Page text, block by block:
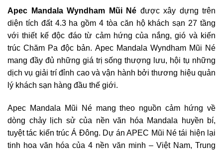
Apec Mandala Wyndham Mũi Né được xây dựng trên
diện tích đất 4.3 ha gồm 4 tòa căn hộ khách sạn 27 tầng
với thiết kế độc đáo từ cảm hứng của nắng, gió và kiến
trúc Chăm Pa độc bản. Apec Mandala Wyndham Mũi Né
mang đầy đủ những giá trị sống thượng lưu, hội tụ những
dịch vụ giải trí đỉnh cao và vận hành bởi thương hiệu quản
lý khách sạn hàng đầu thế giới.
Apec Mandala Mũi Né mang theo nguồn cảm hứng về
dòng chảy lịch sử của nền văn hóa Mandala huyền bí,
tuyệt tác kiến trúc Á Đông. Dự án APEC Mũi Né tái hiện lại
tinh hoa văn hóa của 4 nền văn minh – Việt Nam, Trung